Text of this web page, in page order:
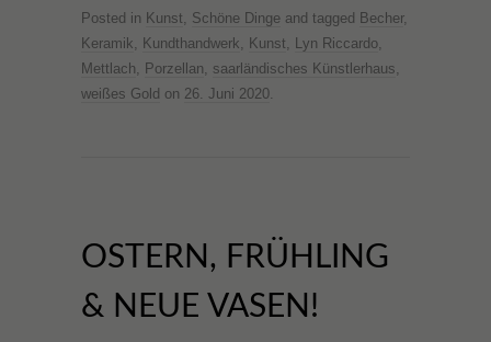
Posted in Kunst Schöne Dinge and tagged Becher,
Keramik
Kundthandwerk Kunst Lyn Riccardo
Mettlach
Porzellan saarländisches Künstlerhaus
weißes Gold on 26. Juni 2020
OSTERN, FRÜHLING
& NEUE VASEN!